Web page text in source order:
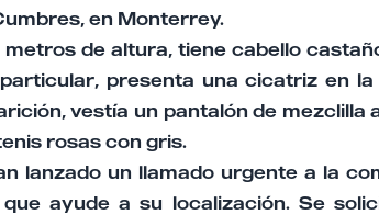
en Monterrey.
metros de altura, tiene cabello
presenta una cicatriz en
vestía un pantalón de mezclilla
rosas con gris.
lanzado un llamado urgente a la
ayude a su localización. Se